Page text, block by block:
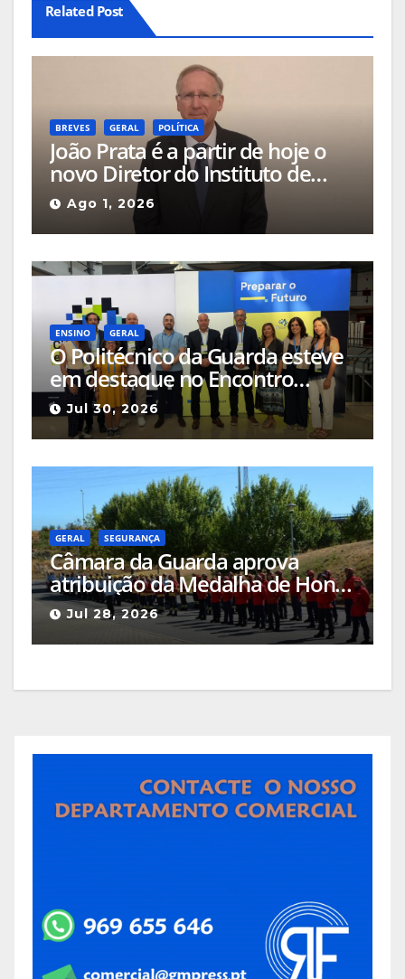
Related Post
BREVES GERAL POLÍTICA
João Prata é a partir de hoje o
novo Diretor do Instituto de
Emprego e Formação
Profissional da Guarda
Ago 1, 2026
ENSINO GERAL
O Politécnico da Guarda esteve
em destaque no Encontro
Ciência e Inovação 2026 com
seleção de três sessões
científicas
Jul 30, 2026
GERAL SEGURANÇA
Câmara da Guarda aprova
atribuição da Medalha de Honra
de Grau Ouro à Associação
Humanitária de Bombeiros
Voluntários da Guarda
Jul 28, 2026